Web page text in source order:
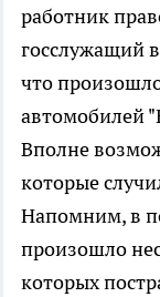
работник
госслужащий
что
автомобилей
Вполне
которые
Напомним, в
произошло
которых